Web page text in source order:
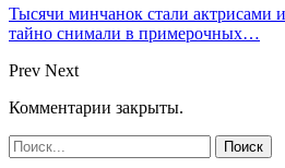
Тысячи минчанок стали
тайно снимали в примерочных…
Prev Next
Комментарии закрыты.